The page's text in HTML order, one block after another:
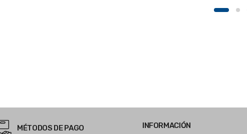
MÉTODOS DE PAGO INFORMACIÓN